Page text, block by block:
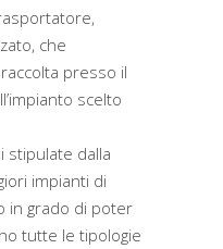
che
presso il
scelto
stipulate dalla
impianti di
in grado di poter
tutte le tipologie